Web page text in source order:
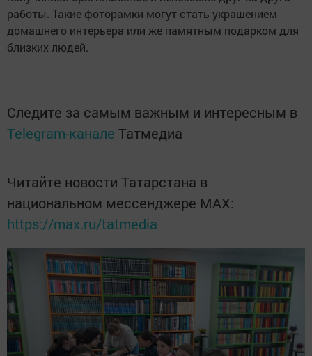
работы. Такие фоторамки могут стать украшением
домашнего интерьера или же памятным подарком для
близких людей.
Следите за самым важным и интересным в
Telegram-канале Татмедиа
Читайте новости Татарстана в
национальном мессенджере MАХ:
https://max.ru/tatmedia